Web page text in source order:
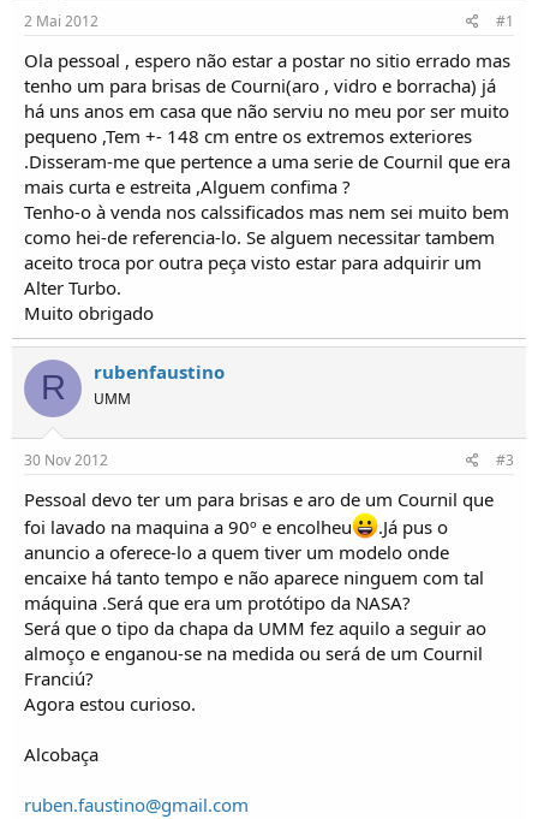
d
o
r
e
T
ó
p
i
c
s
í
c
i
o
2 Mai 2012 #1
Ola pessoal , espero não estar a postar no sitio errado mas
tenho um para brisas de Courni(aro , vidro e borracha) já
há uns anos em casa que não serviu no meu por ser muito
pequeno ,Tem +- 148 cm entre os extremos exteriores
.Disseram-me que pertence a uma serie de Cournil que era
mais curta e estreita ,Alguem confima ?
Tenho-o à venda nos calssificados mas nem sei muito bem
como hei-de referencia-lo. Se alguem necessitar tambem
aceito troca por outra peça visto estar para adquirir um
Alter Turbo.
Muito obrigado
R rubenfaustino
UMM
30 Nov 2012 #3
Pessoal devo ter um para brisas e aro de um Cournil que
foi lavado na maquina a 90º e encolheu
.Já pus o
anuncio a oferece-lo a quem tiver um modelo onde
encaixe há tanto tempo e não aparece ninguem com tal
máquina .Será que era um protótipo da NASA?
Será que o tipo da chapa da UMM fez aquilo a seguir ao
almoço e enganou-se na medida ou será de um Cournil
Franciú?
Agora estou curioso.
Alcobaça
ruben.faustino@gmail.com